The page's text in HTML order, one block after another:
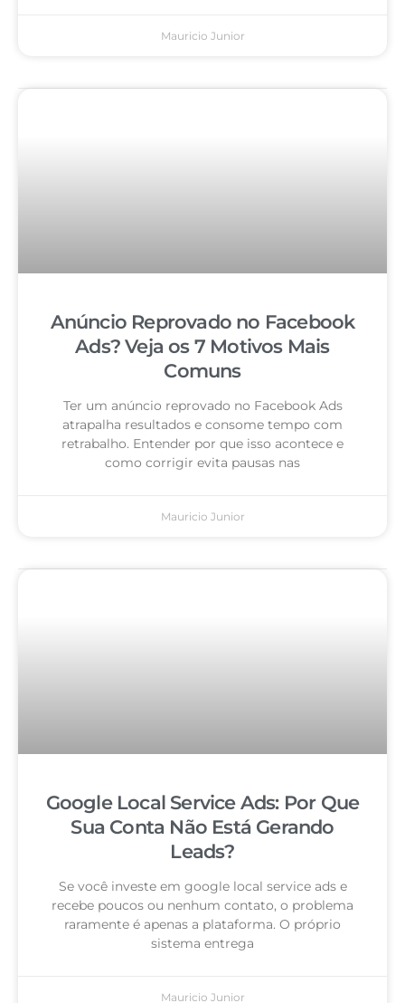
Mauricio Junior
Anúncio Reprovado no Facebook
Ads? Veja os 7 Motivos Mais
Comuns
Ter um anúncio reprovado no Facebook Ads
atrapalha resultados e consome tempo com
retrabalho. Entender por que isso acontece e
como corrigir evita pausas nas
Mauricio Junior
Google Local Service Ads: Por Que
Sua Conta Não Está Gerando
Leads?
Se você investe em google local service ads e
recebe poucos ou nenhum contato, o problema
raramente é apenas a plataforma. O próprio
sistema entrega
Mauricio Junior